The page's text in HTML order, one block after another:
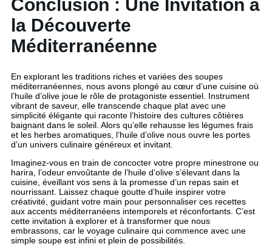
Conclusion : Une Invitation à
la Découverte
Méditerranéenne
En explorant les traditions riches et variées des soupes
méditerranéennes, nous avons plongé au cœur d’une cuisine où
l’huile d’olive joue le rôle de protagoniste essentiel. Instrument
vibrant de saveur, elle transcende chaque plat avec une
simplicité élégante qui raconte l’histoire des cultures côtières
baignant dans le soleil. Alors qu’elle rehausse les légumes frais
et les herbes aromatiques, l’huile d’olive nous ouvre les portes
d’un univers culinaire généreux et invitant.
Imaginez-vous en train de concocter votre propre minestrone ou
harira, l’odeur envoûtante de l’huile d’olive s’élevant dans la
cuisine, éveillant vos sens à la promesse d’un repas sain et
nourrissant. Laissez chaque goutte d’huile inspirer votre
créativité, guidant votre main pour personnaliser ces recettes
aux accents méditerranéens intemporels et réconfortants. C’est
cette invitation à explorer et à transformer que nous
embrassons, car le voyage culinaire qui commence avec une
simple soupe est infini et plein de possibilités.